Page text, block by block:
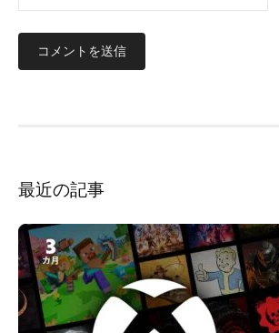
最近の記事